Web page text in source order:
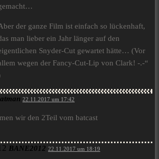
der ganze Film ist einfach so lückenhaft,
man lieber ein Jahr länger auf den
Snyder-Cut gewartet hätte… (Vor
wegen der Fancy-Cut-Lip von Clark! -.-“
22.11.2017 um 17:42
wir den 2Teil vom batcast
BANE2012 22.11.2017 um 18:19